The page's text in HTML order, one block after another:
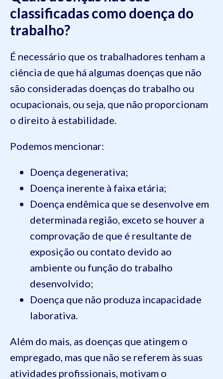
classificadas como doença do
trabalho?
É necessário que os trabalhadores tenham a
ciência de que há algumas doenças que não
são consideradas doenças do trabalho ou
ocupacionais, ou seja, que não proporcionam
o direito à estabilidade.
Podemos mencionar:
Doença degenerativa;
Doença inerente à faixa etária;
Doença endêmica que se desenvolve em
determinada região, exceto se houver a
comprovação de que é resultante de
exposição ou contato devido ao
ambiente ou função do trabalho
desenvolvido;
Doença que não produza incapacidade
laborativa.
Além do mais, as doenças que atingem o
empregado, mas que não se referem às suas
atividades profissionais, motivam o